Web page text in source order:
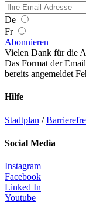
De
Fr
Abonnieren
Vielen Dank für die
Das Format der
bereits angemeldet
Hilfe
Stadtplan /
Social Media
Instagram
Facebook
Linked In
Youtube